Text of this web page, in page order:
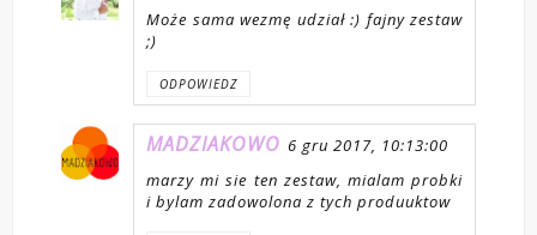
Może sama wezmę udział :) fajny zestaw
;)
ODPOWIEDZ
MADZIAKOWO 6 gru 2017, 10:13:00
marzy mi sie ten zestaw, mialam probki
i bylam zadowolona z tych produuktow